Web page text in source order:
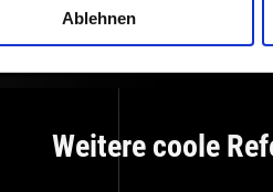
Ablehnen
Weitere coole